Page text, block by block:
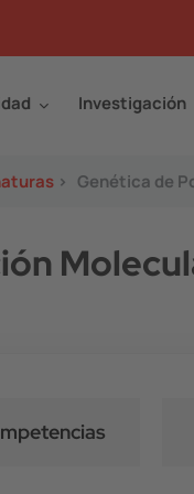
Investigación
> Genética de